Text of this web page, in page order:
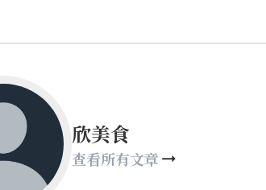
欣美食
查看所有文章